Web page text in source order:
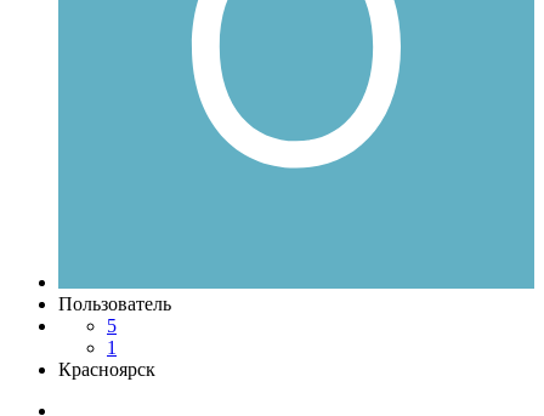
Пользователь
5
1
Красноярск